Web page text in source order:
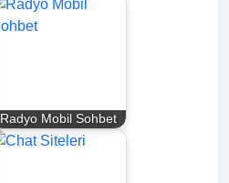
Radyo Mobil Sohbet